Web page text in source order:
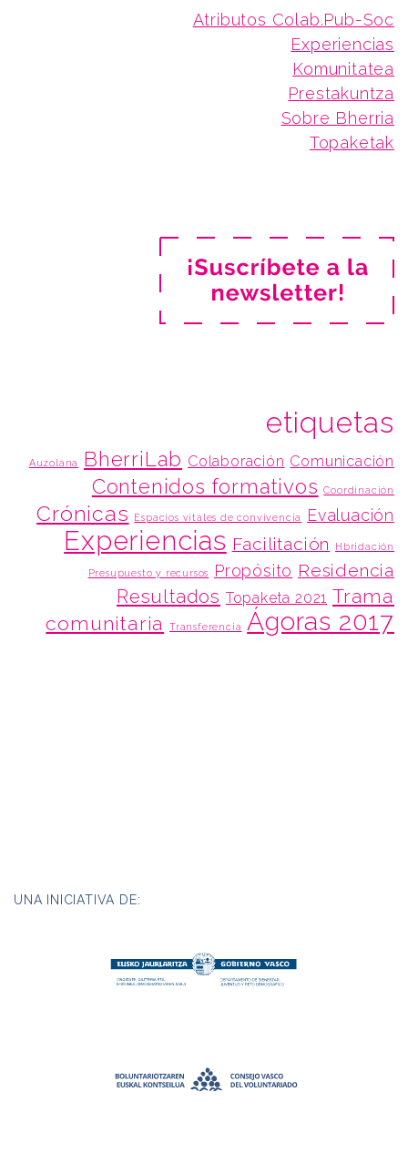
Atributos Colab.Pub-Soc
Experiencias
Komunitatea
Prestakuntza
Sobre Bherria
Topaketak
etiquetas
Auzolana BherriLab Colaboración Comunicación
Contenidos formativos Coordinación
Crónicas Espacios vitales de convivencia Evaluación
Experiencias Facilitación Hbridación
Presupuesto y recursos Propósito Residencia
Resultados Topaketa 2021 Trama
comunitaria
Transferencia Ágoras 2017
UNA INICIATIVA DE: